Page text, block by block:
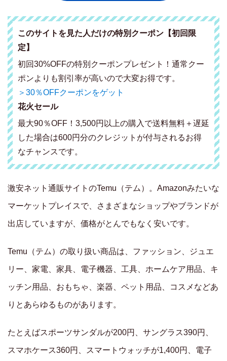
このサイトを見た人だけの特別クーポン【初回限
定】
初回30%OFFの特別クーポンプレゼント！通常クー
ポンよりも割引率が高いので大変お得です。
＞30％OFFクーポンをゲット
花火セール
最大90％OFF！3,500円以上の購入で送料無料＋遅延
した場合は600円分のクレジットが付与されるお得
なチャンスです。
激安ネット通販サイトのTemu（テム）。Amazonみたいな
マーケットプレイスで、さまざまなショップやブランドが
出店していますが、価格がとんでもなく安いです。
Temu（テム）の取り扱い商品は、ファッション、ジュエ
リー、家電、家具、電子機器、工具、ホームケア用品、キ
ッチン用品、おもちゃ、楽器、ペット用品、コスメなどあ
りとあらゆるものがあります。
たとえばスポーツサンダルが200円、サングラス390円、
スマホケース360円、スマートウォッチが1,400円、電子